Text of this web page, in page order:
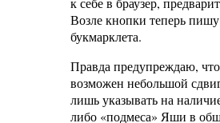
Возле кнопки теперь
букмарклета.
Правда предупреждаю,
возможен небольшой
лишь указывать на
либо «подмеса» Яши в